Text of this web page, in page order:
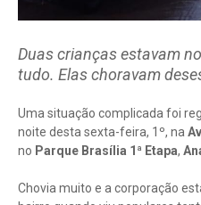
Duas crianças estavam
tudo. Elas choravam
Uma situação complicada foi
noite desta sexta-feira, 1º, na
no Parque Brasília 1ª Etapa,
Chovia muito e a corporação